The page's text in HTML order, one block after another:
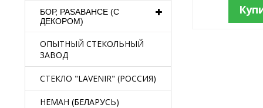
БОР, PASABAHCE (С
ДЕКОРОМ)
ОПЫТНЫЙ СТЕКОЛЬНЫЙ
ЗАВОД
СТЕКЛО "LAVENIR" (РОССИЯ)
НЕМАН (БЕЛАРУСЬ)